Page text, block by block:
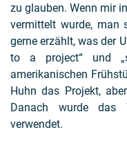
zu glauben. Wenn mir
vermittelt wurde, man
gerne erzählt, was der
to a project“ und
amerikanischen
Huhn das Projekt,
Danach wurde das
verwendet.